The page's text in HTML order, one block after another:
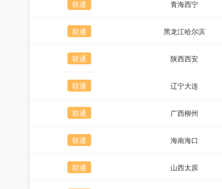
联通 青海西宁
联通 黑龙江哈尔滨
联通 陕西西安
联通 辽宁大连
联通 广西柳州
联通 海南海口
联通 山西太原